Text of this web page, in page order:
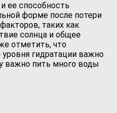
ее способность
форме после потери
таких как
солнца и общее
отметить, что
гидратации важно
важно пить много воды